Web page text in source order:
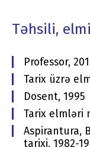
Təhsili,
Professor,
Tarix üzrə
Dosent, 1995
Tarix elmləri
Aspirantura,
tarixi, 1982-